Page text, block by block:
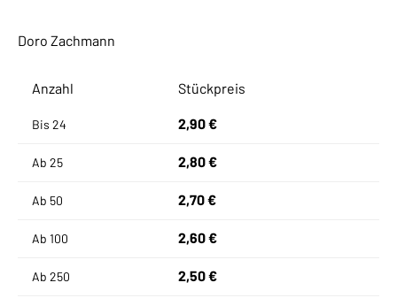
Doro Zachmann
Anzahl Stückpreis
Bis 24 2,90 €
Ab 25 2,80 €
Ab 50 2,70 €
Ab 100 2,60 €
Ab 250 2,50 €